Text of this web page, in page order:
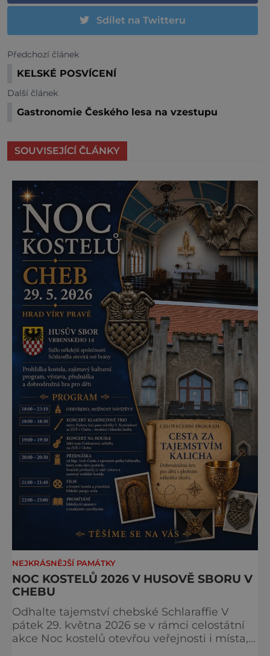
Sdílet na Twitteru
Předchozí článek
KELSKÉ POSVÍCENÍ
Další článek
Gastronomie Českého lesa na vzestupu
SOUVISEJÍCÍ ČLÁNKY
NEJKRÁSNĚJŠÍ PAMÁTKY
NOC KOSTELŮ 2026 V HUSOVĚ SBORU V
CHEBU
Odhalte tajemství chebské Schlaraffie V
pátek 29. května 2026 se v rámci celostátní
akce Noc kostelů otevřou veřejnosti i místa,